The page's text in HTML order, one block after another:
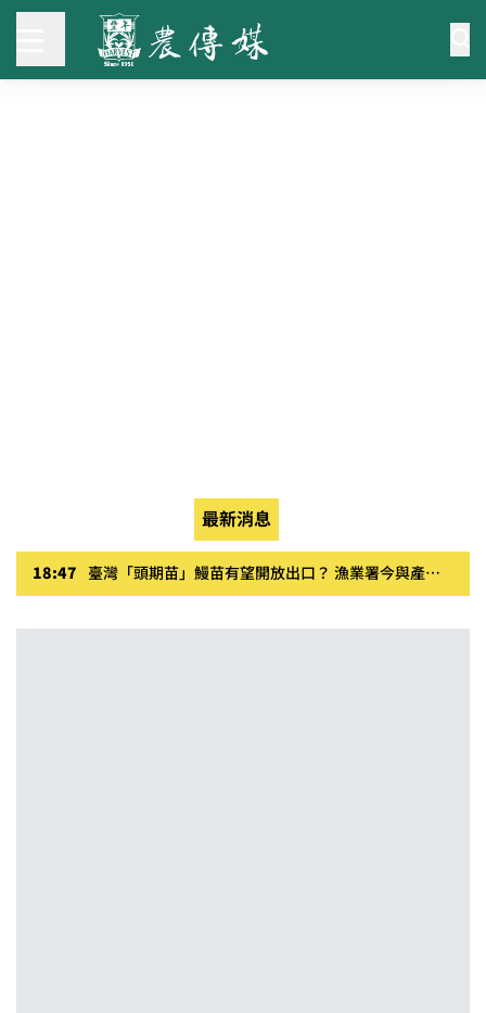
最新消息
18:47 臺灣「頭期苗」鰻苗有望開放出口？ 漁業署今與產業鏈座談 盼養殖、貿易透明化